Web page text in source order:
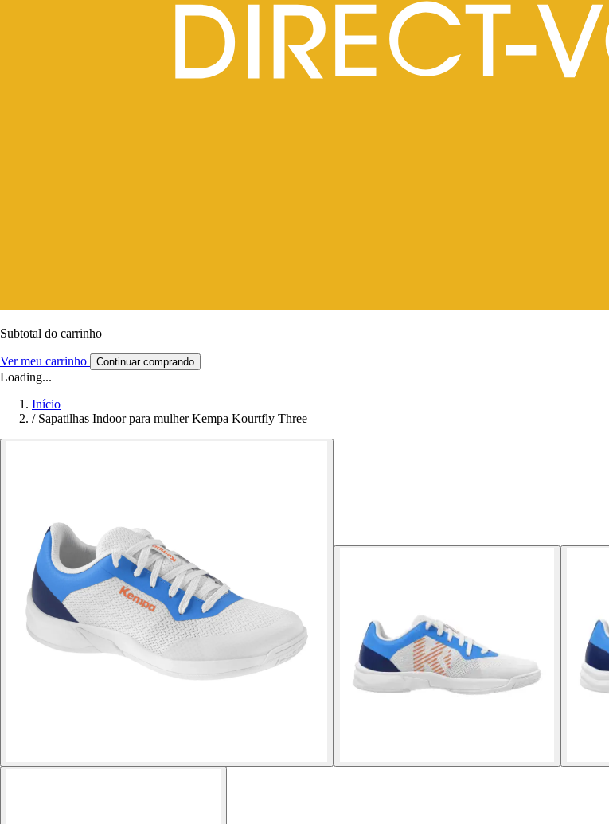
Subtotal do carrinho
Ver meu carrinho Continuar comprando
Loading...
Início
/ Sapatilhas Indoor para mulher Kempa Kourtfly Three